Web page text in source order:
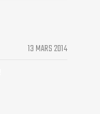
13 MARS 2014